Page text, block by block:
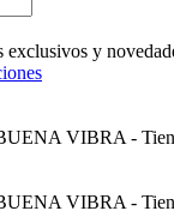
exclusivos y